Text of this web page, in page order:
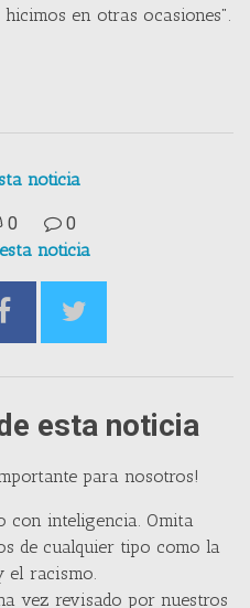
en otras ocasiones".
noticia
0
0
noticia
esta noticia
para nosotros!
con inteligencia. Omita
de cualquier tipo como la
el racismo.
vez revisado por nuestros